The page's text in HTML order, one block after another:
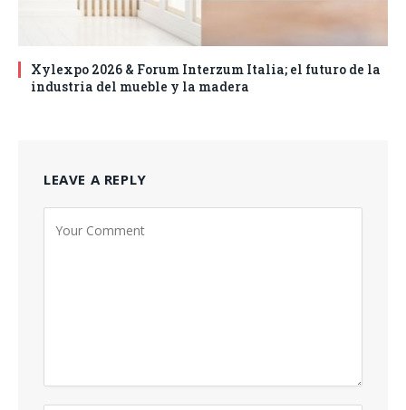
Xylexpo 2026 & Forum Interzum Italia; el futuro de la
industria del mueble y la madera
LEAVE A REPLY